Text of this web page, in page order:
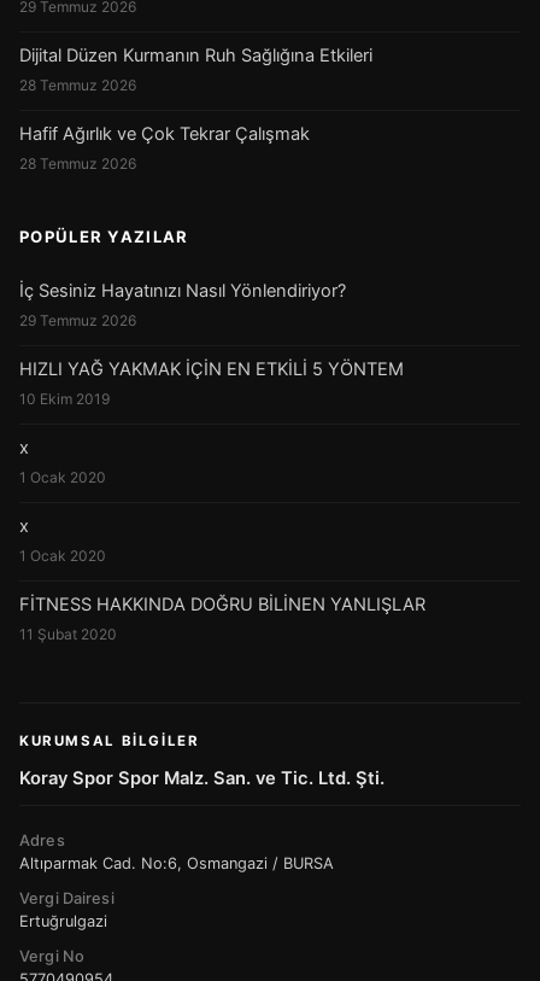
29 Temmuz 2026
Dijital Düzen Kurmanın Ruh Sağlığına Etkileri
28 Temmuz 2026
Hafif Ağırlık ve Çok Tekrar Çalışmak
28 Temmuz 2026
POPÜLER YAZILAR
İç Sesiniz Hayatınızı Nasıl Yönlendiriyor?
29 Temmuz 2026
HIZLI YAĞ YAKMAK İÇİN EN ETKİLİ 5 YÖNTEM
10 Ekim 2019
x
1 Ocak 2020
x
1 Ocak 2020
FİTNESS HAKKINDA DOĞRU BİLİNEN YANLIŞLAR
11 Şubat 2020
KURUMSAL BILGILER
Koray Spor Spor Malz. San. ve Tic. Ltd. Şti.
Adres
Altıparmak Cad. No:6, Osmangazi / BURSA
Vergi Dairesi
Ertuğrulgazi
Vergi No